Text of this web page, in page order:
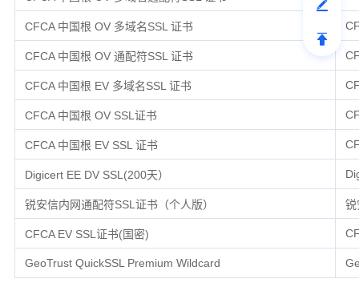
CFCA 中国根 OV 多域名SSL 证书
CFCA 中国根 OV 通配符SSL 证书
CFCA 中国根 EV 多域名SSL 证书
CFCA 中国根 OV SSL证书
CFCA 中国根 EV SSL 证书
Digicert EE DV SSL(200天）
锐安信内网通配符SSL证书（个人版） 锐
CFCA EV SSL证书(国密)
GeoTrust QuickSSL Premium Wildcard